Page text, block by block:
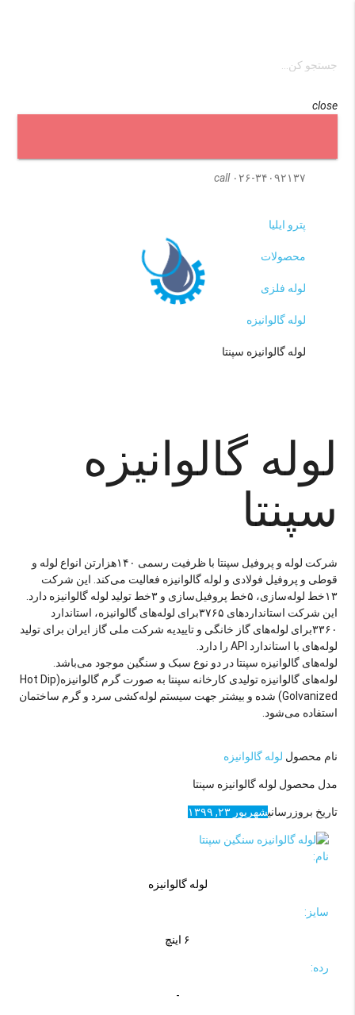
close
call ۰۲۶-۳۴۰۹۲۱۳۷
پترو ایلیا
محصولات
لوله فلزی
لوله گالوانیزه
لوله گالوانیزه سپنتا
لوله گالوانیزه
سپنتا
شرکت لوله و پروفیل سپنتا با ظرفیت رسمی ۱۴۰هزارتن انواع لوله و
قوطی و پروفیل فولادی و لوله گالوانیزه فعالیت می‌کند. این شرکت
۱۳خط لوله‌سازی، ۵خط پروفیل‌سازی و ۳خط تولید لوله گالوانیزه دارد.
این شرکت استانداردهای ۳۷۶۵برای لوله‌های گالوانیزه، استاندارد
۳۳۶۰برای لوله‌های گاز خانگی و تاییدیه شرکت ملی گاز ایران برای تولید
لوله‌های با استاندارد API را دارد.
لوله‌های گالوانیزه سپنتا در دو نوع سبک و سنگین موجود می‌باشد.
لوله‌های گالوانیزه تولیدی کارخانه سپنتا به صورت گرم گالوانیزه(Hot Dip
Golvanized) شده و بیشتر جهت سیستم لوله‌کشی سرد و گرم ساختمان
استفاده می‌شود.
نام محصول لوله گالوانیزه
مدل محصول لوله گالوانیزه سپنتا
تاریخ بروزرسانیشهریور ۲۳, ۱۳۹۹
نام:
لوله گالوانیزه
سایز:
۶ اینچ
رده:
-